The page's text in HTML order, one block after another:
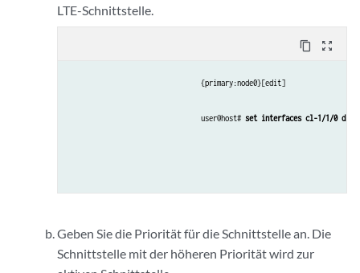
LTE-Schnittstelle.
content_copy zoom_out_map
{primary:node0}[edit]
user@host# set interfaces cl-1/1/0
Geben Sie die Priorität für die Schnittstelle an. Die
Schnittstelle mit der höheren Priorität wird zur